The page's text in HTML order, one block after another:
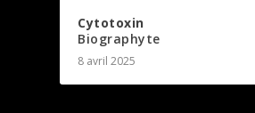
Cytotoxin
Biographyte
8 avril 2025